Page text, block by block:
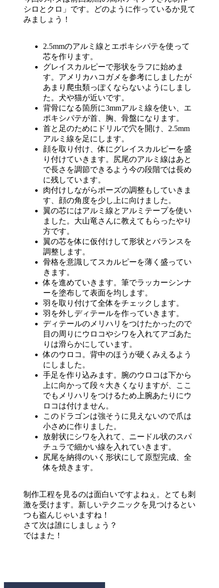
シロとクロ」です。どのように作っているか見て
みましょう！
2.5mmのアルミ線とエポキシパテを使って
芯を作ります。
グレイスカルピーで形状をラフに始めま
す。 アメリカハコガメを参考にしましたが
あまり爬虫類っぽくならないようにしまし
た。犬や猫が近いです。
背骨になる箇所に3mmアルミ線を使い、エ
ポキシパテが首、胸、 骨盤になります。
首と足のためにドリルで穴を開け、2.5mm
アルミ線を足にします。
顔を取り付け、体にグレイスカルピーを盛
り付けていきます。 尻尾のアルミ線はあと
で長さを調節できるよう今の段階では長め
に残しています。
肉付けしながらポーズの調整もしていきま
す、 顔の角度を少し上に向けました。
翼の芯にはアルミ線とアルミテープを使い
ました。 大山竜さんに教えてもらったやり
方です。
翼の芯を体に仮付けして形状とバランスを
調整します。
骨格を意識してスカルピーを薄く盛ってい
きます。
体を進めていきます。 筆でラッカーシンナ
ーを塗布して表面を均します。
羽を取り付けて全体をチェックします。
羽を外しディテールを作っていきます。
ディテールのメリハリをつけたかったので
目の周りにウロコやシワ を入れてアゴあた
りは滑らかにしています。
体のウロコ。背中のほうが硬くみえるよう
にしました。
手足を作り込みます。 腕のウロコは下から
上に向かって段々大きくなりますが、ここ
でもメ リハリをつけるため上腕あたりにウ
ロコは付けません。
このドラゴンは強そうに見えないので爪は
小さめに作りました。
放射状にシワを入れて、 ニードル状のスパ
チュラで細かい線を入れていきます。
尻尾を納得のいく形状にして原型完成、全
体を焼きます。
制作工程を見るのは面白いですよねぇ。とても刺
激を受けます。新しいテクニックを見つけるとい
つも盗んじゃいますね！
さて次は誰にしましょう？
ではまた！